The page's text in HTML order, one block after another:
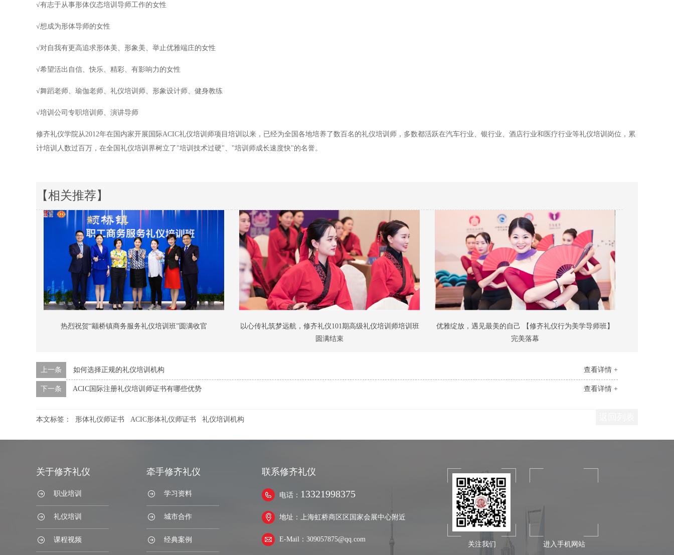
√有志于从事形体仪态培训导师工作的女性
√想成为形体导师的女性
√对自我有更高追求形体美、形象美、举止优雅端庄的女性
√希望活出自信、快乐、精彩、有影响力的女性
√舞蹈老师、瑜伽老师、礼仪培训师、形象设计师、健身教练
√培训公司专职培训师、演讲导师
修齐礼仪学院从2012年在国内家开展国际ACIC礼仪培训师项目培训以来，已经为全国各地培养了数百名的礼仪培训师，多数都活跃在汽车行业、银行业、酒店行业和医疗行业等礼仪培训岗位，累
计培训人数过百万，在全国礼仪培训界树立了"培训技术过硬"、"培训师成长速度快"的名誉。
【相关推荐】
热烈祝贺“颛桥镇商务服务礼仪培训班”圆满收官
以心传礼筑梦远航，修齐礼仪101期高级礼仪培训师培训班
圆满结束
优雅绽放，遇见最美的自己 【修齐礼仪行为美学导师班】
完美落幕
查看详情 +
上一条 如何选择正规的礼仪培训机构
查看详情 +
下一条 ACIC国际注册礼仪培训师证书有哪些优势
本文标签： 形体礼仪师证书 ACIC形体礼仪师证书 礼仪培训机构
关于修齐礼仪
职业培训
礼仪培训
课程视频
牵手修齐礼仪
学习资料
城市合作
经典案例
联系修齐礼仪
电话： 13321998375
地址：上海虹桥商区区国家会展中心附近
E-Mail：309057875@qq.com
关注我们 进入手机网站